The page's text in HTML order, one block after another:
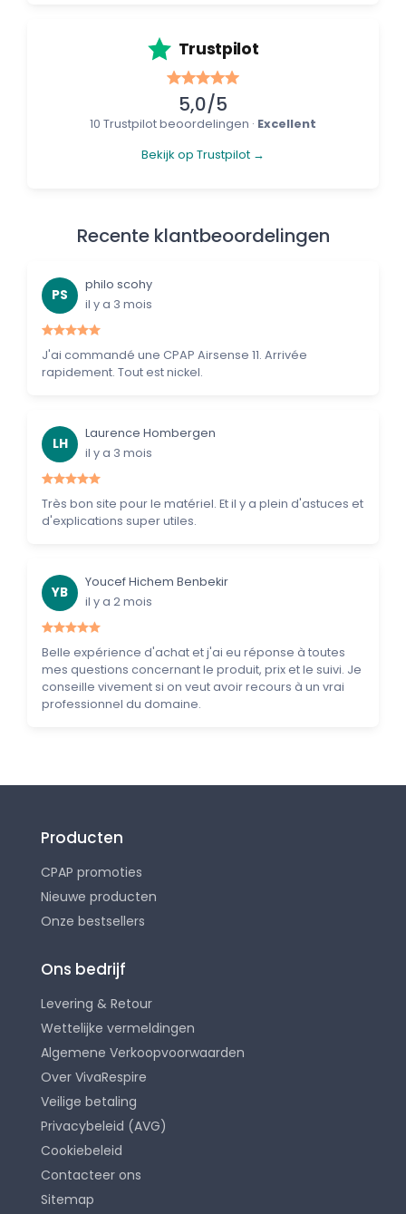
Trustpilot
5,0/5
10 Trustpilot beoordelingen · Excellent
Bekijk op Trustpilot →
Recente klantbeoordelingen
PS
philo scohy
il y a 3 mois
J'ai commandé une CPAP Airsense 11. Arrivée
rapidement. Tout est nickel.
LH
Laurence Hombergen
il y a 3 mois
Très bon site pour le matériel. Et il y a plein d'astuces et
d'explications super utiles.
YB
Youcef Hichem Benbekir
il y a 2 mois
Belle expérience d'achat et j'ai eu réponse à toutes
mes questions concernant le produit, prix et le suivi. Je
conseille vivement si on veut avoir recours à un vrai
professionnel du domaine.
Producten
CPAP promoties
Nieuwe producten
Onze bestsellers
Ons bedrijf
Levering & Retour
Wettelijke vermeldingen
Algemene Verkoopvoorwaarden
Over VivaRespire
Veilige betaling
Privacybeleid (AVG)
Cookiebeleid
Contacteer ons
Sitemap